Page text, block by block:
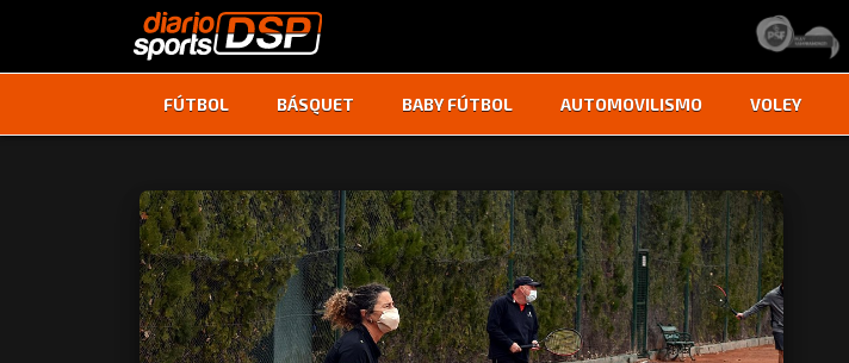
FÚTBOL BÁSQUET BABY FÚTBOL AUTOMOVILISMO VOLEY